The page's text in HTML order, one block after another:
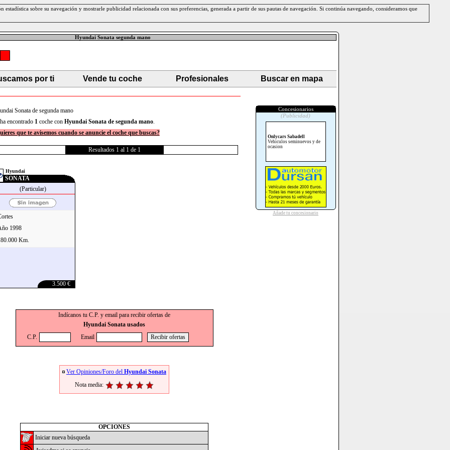
sobre su navegación y mostrarle publicidad relacionada con sus preferencias, generada a partir de sus pautas de navegación. Si continúa navegando, consideramos que
Hyundai Sonata segunda mano
por ti Vende tu coche Profesionales Buscar en mapa
Sonata de segunda mano
encontrado 1coche con Hyundai Sonatade segunda mano.
que te avisemos cuando se anuncie el coche que buscas?
Resultados 1 al 1 de 1
Hyundai
SONATA
(Particular)
1998
Km.
3.500 €
Indícanos tu C.P. y email para recibir ofertas de
Hyundai Sonata usados
C.P.
Email
Ver Opiniones/Foro del Hyundai Sonata
Nota media:
OPCIONES
Iniciar nueva búsqueda
Concesionarios
(Publicidad)
Onlycars Sabadell
Vehiculos seminuevos y de
ocasion
Añade tu concesionario